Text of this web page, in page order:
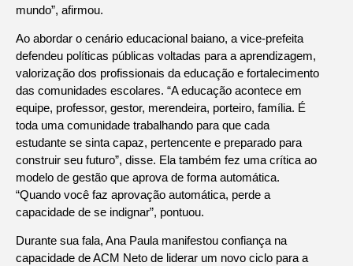
mundo”, afirmou.
Ao abordar o cenário educacional baiano, a vice-prefeita
defendeu políticas públicas voltadas para a aprendizagem,
valorização dos profissionais da educação e fortalecimento
das comunidades escolares. “A educação acontece em
equipe, professor, gestor, merendeira, porteiro, família. É
toda uma comunidade trabalhando para que cada
estudante se sinta capaz, pertencente e preparado para
construir seu futuro”, disse. Ela também fez uma crítica ao
modelo de gestão que aprova de forma automática.
“Quando você faz aprovação automática, perde a
capacidade de se indignar”, pontuou.
Durante sua fala, Ana Paula manifestou confiança na
capacidade de ACM Neto de liderar um novo ciclo para a